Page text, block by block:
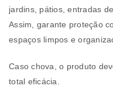
jardins, pátios, entradas
Assim, garante proteção
espaços limpos e
Caso chova, o produto
total eficácia.